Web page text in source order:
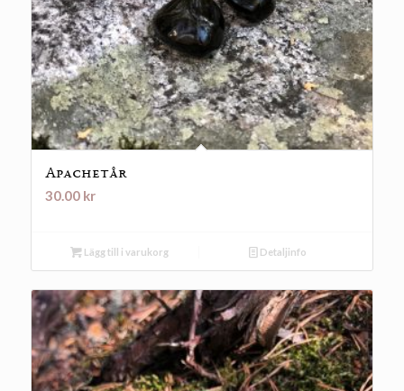
Apachetår
30.00 kr
Lägg till i varukorg Detaljinfo